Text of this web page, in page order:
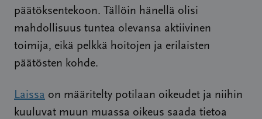
päätöksentekoon. Tällöin hänellä olisi
mahdollisuus tuntea olevansa aktiivinen
toimija, eikä pelkkä hoitojen ja erilaisten
päätösten kohde.
Laissa on määritelty potilaan oikeudet ja niihin
kuuluvat muun muassa oikeus saada tietoa